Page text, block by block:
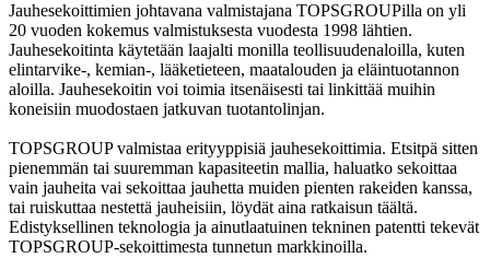
Jauhesekoittimien johtavana valmistajana TOPSGROUPilla on yli
20 vuoden kokemus valmistuksesta vuodesta 1998 lähtien.
Jauhesekoitinta käytetään laajalti monilla teollisuudenaloilla, kuten
elintarvike-, kemian-, lääketieteen, maatalouden ja eläintuotannon
aloilla. Jauhesekoitin voi toimia itsenäisesti tai linkittää muihin
koneisiin muodostaen jatkuvan tuotantolinjan.
TOPSGROUP valmistaa erityyppisiä jauhesekoittimia. Etsitpä sitten
pienemmän tai suuremman kapasiteetin mallia, haluatko sekoittaa
vain jauheita vai sekoittaa jauhetta muiden pienten rakeiden kanssa,
tai ruiskuttaa nestettä jauheisiin, löydät aina ratkaisun täältä.
Edistyksellinen teknologia ja ainutlaatuinen tekninen patentti tekevät
TOPSGROUP-sekoittimesta tunnetun markkinoilla.